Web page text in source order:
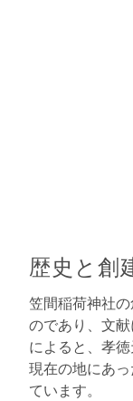
歴史と創
笠間稲荷神社
のであり、文
によると、孝
現在の地にあ
ています。